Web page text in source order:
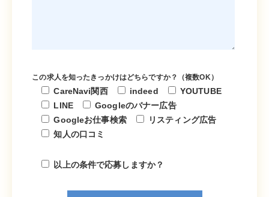
この求人を知ったきっかけはどちらですか？（複数OK）
CareNavi関西 indeed
YOUTUBE
LINE
Googleのバナー広告
Googleお仕事検索
リスティング広告
知人の口コミ
以上の条件で応募しますか？